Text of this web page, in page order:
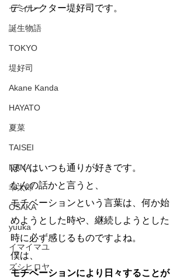
セミナー
誕生物語
TOKYO
堤好司
Akane Kanda
HAYATO
夏菜
TAISEI
NANA
幸太郎
OSAKA
yuuka
イマイマユ
ズシヒロヤ
ディレクター堤好司です。
ぼくはいつも通りが好きです。
なんの話かと言うと、
モチベーションという言葉は、何か始
めようとした時や、継続しようとした
時に必ず感じるものですよね。
僕は、
モチベーションにより日々することが